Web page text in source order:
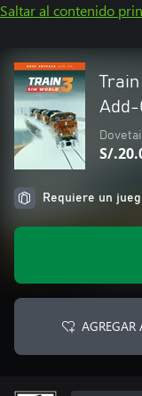
Saltar al contenido
Train
Add-
S/
Requiere un
AGREGAR